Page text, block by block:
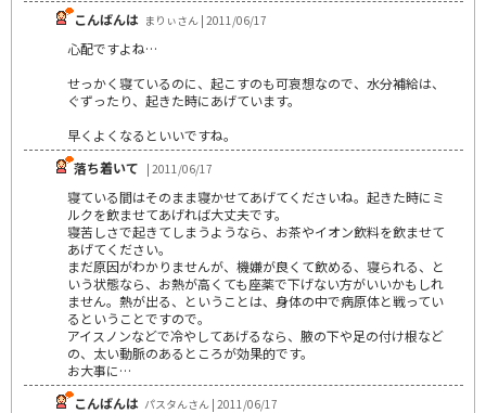
こんばんは まりぃさん | 2011/06/17
心配ですよね…
せっかく寝ているのに、起こすのも可哀想なので、水分補給は、
ぐずったり、起きた時にあげています。
早くよくなるといいですね。
落ち着いて | 2011/06/17
寝ている間はそのまま寝かせてあげてくださいね。起きた時にミ
ルクを飲ませてあげれば大丈夫です。
寝苦しさで起きてしまうようなら、お茶やイオン飲料を飲ませて
あげてください。
まだ原因がわかりませんが、機嫌が良くて飲める、寝られる、と
いう状態なら、お熱が高くても座薬で下げない方がいいかもしれ
ません。熱が出る、ということは、身体の中で病原体と戦ってい
るということですので。
アイスノンなどで冷やしてあげるなら、腋の下や足の付け根など
の、太い動脈のあるところが効果的です。
お大事に…
こんばんは パスタんさん | 2011/06/17